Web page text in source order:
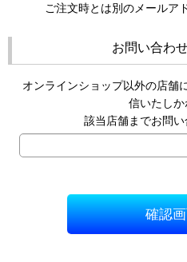
ご注文時とは別のメールア
お問い合わ
オンラインショップ以外の店舗
信いたしか
該当店舗までお問い
確認